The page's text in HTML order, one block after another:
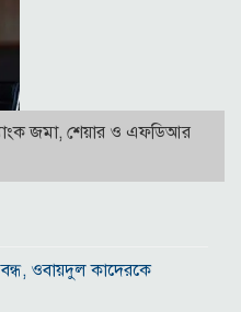
জমা, শেয়ার ও এফডিআর
ওবায়দুল কাদেরকে